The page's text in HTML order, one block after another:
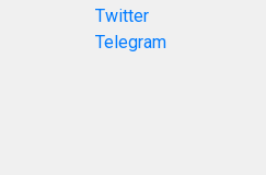
Twitter
Telegram